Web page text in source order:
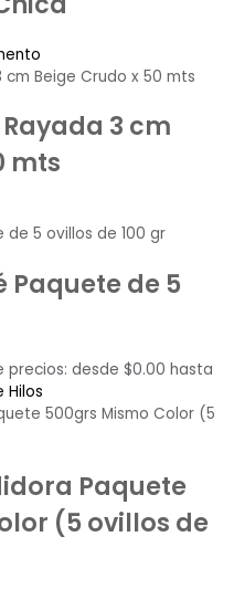
3 cm
mts
Paquete de 5
precios: desde $0.00 hasta
Hilos
Paquete
(5 ovillos de